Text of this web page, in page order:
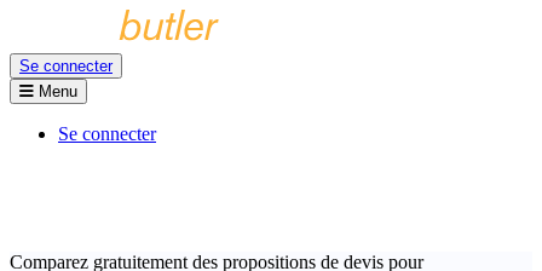
Se connecter
Menu
Se connecter
Comparez gratuitement des propositions de devis pour